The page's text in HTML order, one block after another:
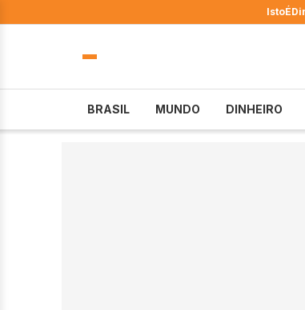
IstoÉ
BRASIL MUNDO DINHEIRO